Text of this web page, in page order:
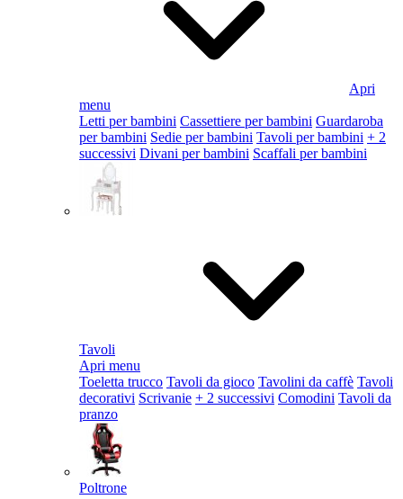
Apri
menu
Letti per bambini Cassettiere per bambini Guardaroba
per bambini Sedie per bambini Tavoli per bambini + 2
successivi Divani per bambini Scaffali per bambini
Tavoli
Apri menu
Toeletta trucco Tavoli da gioco Tavolini da caffè Tavoli
decorativi Scrivanie + 2 successivi Comodini Tavoli da
pranzo
Poltrone